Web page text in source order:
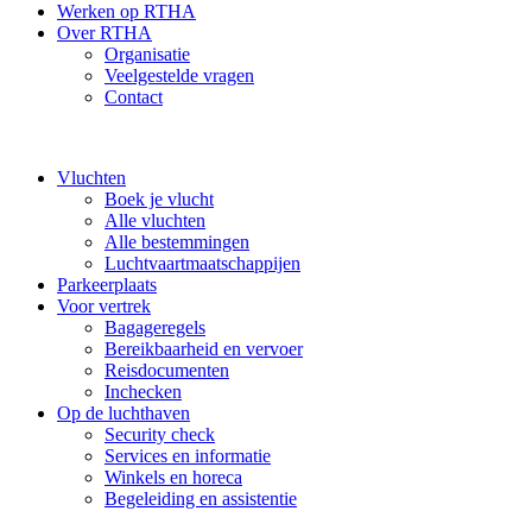
Werken op RTHA
Over RTHA
Organisatie
Veelgestelde vragen
Contact
Vluchten
Boek je vlucht
Alle vluchten
Alle bestemmingen
Luchtvaartmaatschappijen
Parkeerplaats
Voor vertrek
Bagageregels
Bereikbaarheid en vervoer
Reisdocumenten
Inchecken
Op de luchthaven
Security check
Services en informatie
Winkels en horeca
Begeleiding en assistentie